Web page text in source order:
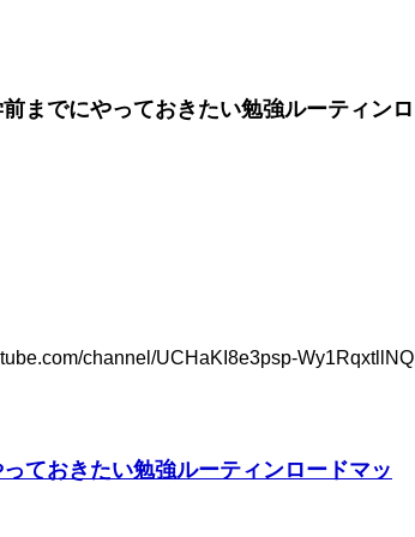
前までにやっておきたい勉強ルーティンロ
channel/UCHaKI8e3psp-Wy1RqxtllNQ
ておきたい勉強ルーティンロードマッ